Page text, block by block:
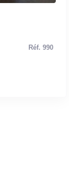
Réf. 990